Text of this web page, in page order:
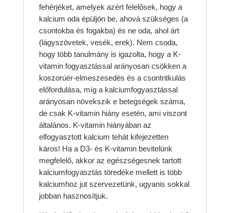
fehérjéket, amelyek azért felelősek, hogy a
kalcium oda épüljön be, ahová szükséges (a
csontokba és fogakba) és ne oda, ahol árt
(lágyszövetek, vesék, erek). Nem csoda,
hogy több tanulmány is igazolta, hogy a K-
vitamin fogyasztással arányosan csökken a
koszorúér-elmeszesedés és a csontritkulás
előfordulása, míg a kalciumfogyasztással
arányosan növekszik e betegségek száma,
de csak K-vitamin hiány esetén, ami viszont
általános. K-vitamin hiányában az
elfogyasztott kalcium tehát kifejezetten
káros! Ha a D3- és K-vitamin bevitelünk
megfelelő, akkor az egészségesnek tartott
kalciumfogyasztás töredéke mellett is több
kalciumhoz jut szervezetünk, ugyanis sokkal
jobban hasznosítjuk.